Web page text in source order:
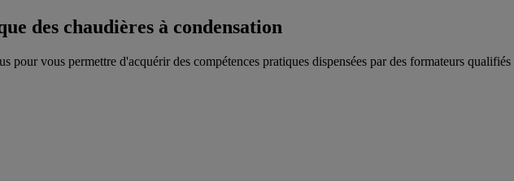
des chaudières à condensation
pour vous permettre d'acquérir des compétences pratiques dispensées par des formateurs qualifiés